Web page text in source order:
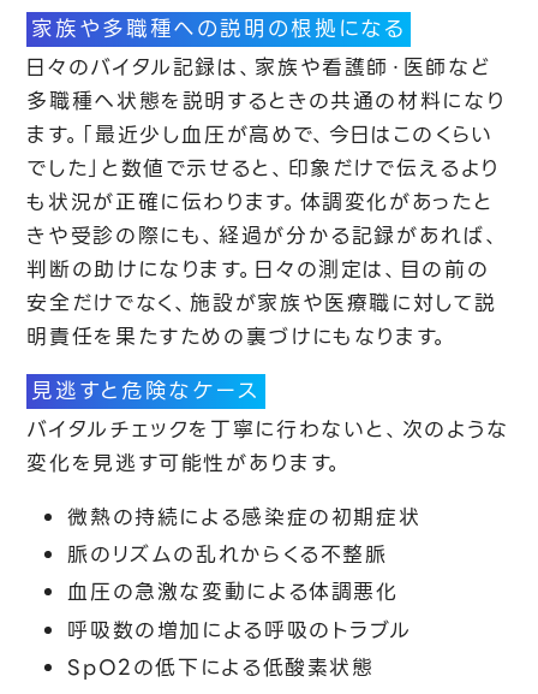
家族や多職種への説明の根拠になる
日々のバイタル記録は、家族や看護師・医師など
多職種へ状態を説明するときの共通の材料になり
ます。「最近少し血圧が高めで、今日はこのくらい
でした」と数値で示せると、印象だけで伝えるより
も状況が正確に伝わります。体調変化があったと
きや受診の際にも、経過が分かる記録があれば、
判断の助けになります。日々の測定は、目の前の
安全だけでなく、施設が家族や医療職に対して説
明責任を果たすための裏づけにもなります。
見逃すと危険なケース
バイタルチェックを丁寧に行わないと、次のような
変化を見逃す可能性があります。
微熱の持続による感染症の初期症状
脈のリズムの乱れからくる不整脈
血圧の急激な変動による体調悪化
呼吸数の増加による呼吸のトラブル
SpO2の低下による低酸素状態